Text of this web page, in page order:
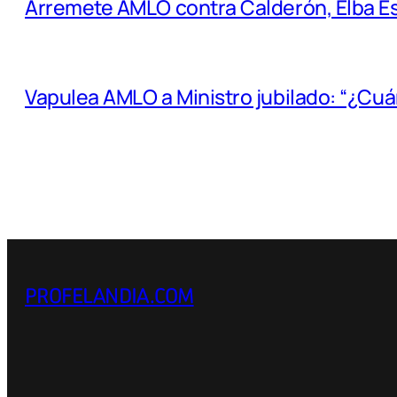
Arremete AMLO contra Calderón, Elba
Vapulea AMLO a Ministro jubilado:
PROFELANDIA.COM